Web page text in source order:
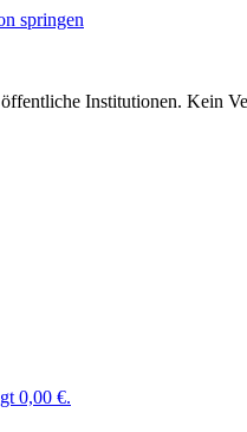
springen
Institutionen. Kein
0,00 €.